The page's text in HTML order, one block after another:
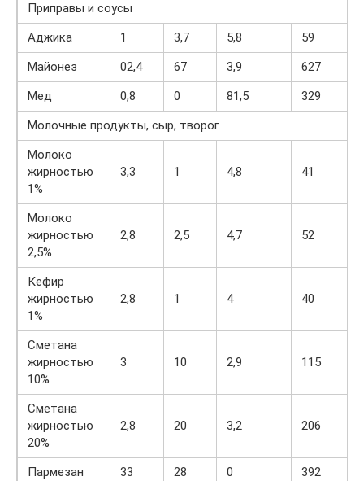
Приправы и соусы
Аджика
1 3,7 5,8
59
Майонез
02,4 67 3,9
627
Мед
0,8 0 81,5
329
Молочные продукты, сыр, творог
Молоко
жирностью
1%
3,3 1 4,8 41
Молоко
жирностью
2,5%
2,8 2,5 4,7 52
Кефир
жирностью
1%
2,8 1 4 40
Сметана
жирностью
10%
3 10 2,9 115
Сметана
жирностью
20%
2,8 20 3,2 206
Пармезан 33 28 0
392